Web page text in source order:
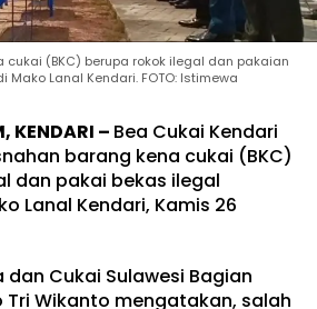
cukai (BKC) berupa rokok ilegal dan pakaian
Lanal Kendari. FOTO: Istimewa
KENDARI – Bea Cukai Kendari
barang kena cukai (BKC)
dan pakai bekas ilegal
Lanal Kendari, Kamis 26
dan Cukai Sulawesi Bagian
Tri Wikanto mengatakan, salah